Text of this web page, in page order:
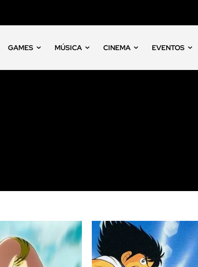
GAMES MÚSICA CINEMA EVENTOS